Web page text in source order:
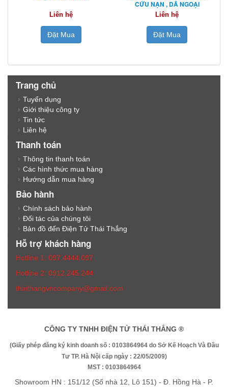
Liên hệ
Đặt Mua
CỨU NẠN , DÃ NGOẠI
Liên hệ
Đặt Mua
Trang chủ
Tuyển dụng
Giới thiệu công ty
Tin tức
Liên hệ
Thanh toán
Thông tin thanh toán
Các hình thức mua hàng
Hướng dẫn mua hàng
Bảo hành
Chính sách bảo hành
Đối tác của chúng tôi
Bản đồ đến Điện Tử Thái Thắng
Hỗ trợ khách hàng
Hotline 1: 097.4444.097
Hotline 2: 0912.245.244
thaithangvncompany@gmail.com
CÔNG TY TNHH ĐIỆN TỬ THÁI THẮNG ®
(Giấy phép đăng ký kinh doanh số : 0103864964 do Sở Kế Hoạch Và Đầu
Tư TP. Hà Nội cấp ngày : 22/05/2009)
MST : 0103864964
Showroom HN : 151/12 (Số nhà 12, Lô 151) - Đ. Hồng Hà - P.